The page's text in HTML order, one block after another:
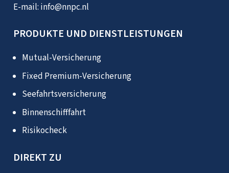
E-mail: info@nnpc.nl
PRODUKTE UND DIENSTLEISTUNGEN
Mutual-Versicherung
Fixed Premium-Versicherung
Seefahrtsversicherung
Binnenschifffahrt
Risikocheck
DIREKT ZU